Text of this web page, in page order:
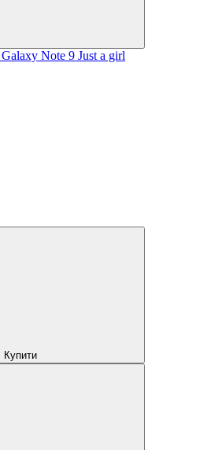
Note 9 Just a girl
Купити